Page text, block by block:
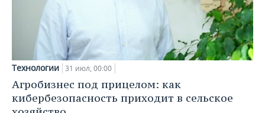
Технологии 31 июл, 00:00
Агробизнес под прицелом: как
кибербезопасность приходит в сельское